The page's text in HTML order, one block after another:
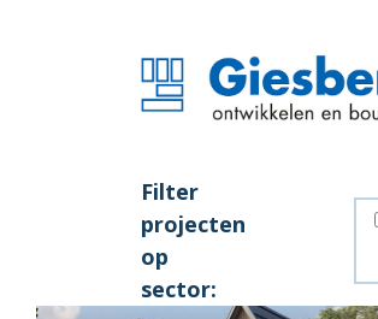
Filter
projecten
op
sector: